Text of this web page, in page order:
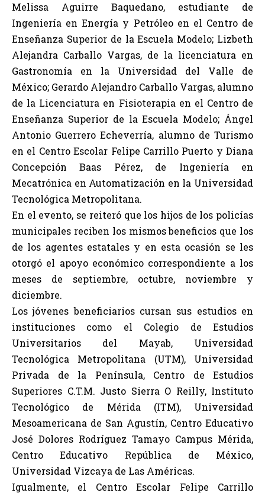
Melissa Aguirre Baquedano, estudiante de
Ingeniería en Energía y Petróleo en el Centro de
Enseñanza Superior de la Escuela Modelo; Lizbeth
Alejandra Carballo Vargas, de la licenciatura en
Gastronomía en la Universidad del Valle de
México; Gerardo Alejandro Carballo Vargas, alumno
de la Licenciatura en Fisioterapia en el Centro de
Enseñanza Superior de la Escuela Modelo; Ángel
Antonio Guerrero Echeverría, alumno de Turismo
en el Centro Escolar Felipe Carrillo Puerto y Diana
Concepción Baas Pérez, de Ingeniería en
Mecatrónica en Automatización en la Universidad
Tecnológica Metropolitana.
En el evento, se reiteró que los hijos de los policías
municipales reciben los mismos beneficios que los
de los agentes estatales y en esta ocasión se les
otorgó el apoyo económico correspondiente a los
meses de septiembre, octubre, noviembre y
diciembre.
Los jóvenes beneficiarios cursan sus estudios en
instituciones como el Colegio de Estudios
Universitarios del Mayab, Universidad
Tecnológica Metropolitana (UTM), Universidad
Privada de la Península, Centro de Estudios
Superiores C.T.M. Justo Sierra O Reilly, Instituto
Tecnológico de Mérida (ITM), Universidad
Mesoamericana de San Agustín, Centro Educativo
José Dolores Rodríguez Tamayo Campus Mérida,
Centro Educativo República de México,
Universidad Vizcaya de Las Américas.
Igualmente, el Centro Escolar Felipe Carrillo